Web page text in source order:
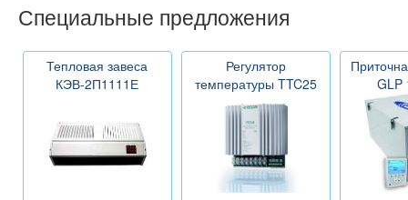
Специальные предложения
Тепловая завеса
КЭВ-2П1111Е
Регулятор
температуры TTC25
GLP